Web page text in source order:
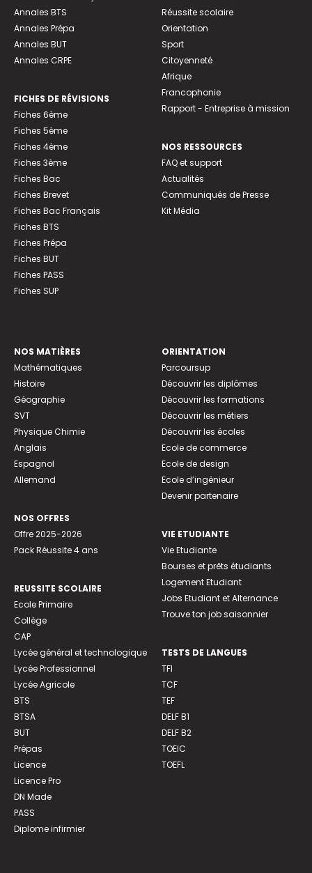
Annales BTS
Annales Prépa
Annales BUT
Annales CRPE
FICHES DE RÉVISIONS
Fiches 6ème
Fiches 5ème
Fiches 4ème
Fiches 3ème
Fiches Bac
Fiches Brevet
Fiches Bac Français
Fiches BTS
Fiches Prépa
Fiches BUT
Fiches PASS
Fiches SUP
Réussite scolaire
Orientation
Sport
Citoyenneté
Afrique
Francophonie
Rapport - Entreprise à mission
NOS RESSOURCES
FAQ et support
Actualités
Communiqués de Presse
Kit Média
NOS MATIÈRES
Mathématiques
Histoire
Géographie
SVT
Physique Chimie
Anglais
Espagnol
Allemand
NOS OFFRES
Offre 2025-2026
Pack Réussite 4 ans
REUSSITE SCOLAIRE
Ecole Primaire
Collège
CAP
Lycée général et technologique
Lycée Professionnel
Lycée Agricole
BTS
BTSA
BUT
Prépas
Licence
Licence Pro
DN Made
PASS
Diplome infirmier
ORIENTATION
Parcoursup
Découvrir les diplômes
Découvrir les formations
Découvrir les métiers
Découvrir les écoles
Ecole de commerce
Ecole de design
Ecole d’ingénieur
Devenir partenaire
VIE ETUDIANTE
Vie Etudiante
Bourses et prêts étudiants
Logement Etudiant
Jobs Etudiant et Alternance
Trouve ton job saisonnier
TESTS DE LANGUES
TFI
TCF
TEF
DELF B1
DELF B2
TOEIC
TOEFL